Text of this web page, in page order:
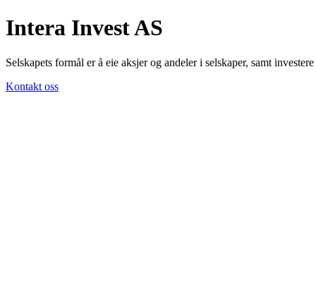
Intera Invest AS
Selskapets formål er å eie aksjer og andeler i selskaper, samt
Kontakt oss